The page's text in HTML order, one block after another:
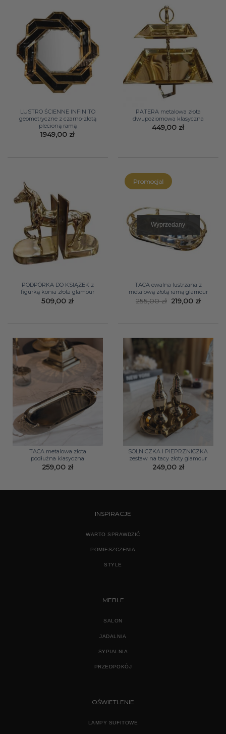
LUSTRO ŚCIENNE INFINITO
geometryczne z czarno-złotą
plecioną ramą
1949,00 zł
PATERA metalowa złota
dwupoziomowa klasyczna
449,00 zł
PODPÓRKA DO KSIĄŻEK z
figurką konia złota glamour
509,00 zł
Promocja!
Wyprzedany
TACA owalna lustrzana z
metalową złotą ramą glamour
255,00zł Pierwotna
cena
219,00 zł
TACA metalowa złota
podłużna klasyczna
259,00 zł
SOLNICZKA I PIEPRZNICZKA
zestaw na tacy złoty glamour
249,00 zł
INSPIRACJE
WARTO SPRAWDZIĆ
POMIESZCZENIA
STYLE
MEBLE
SALON
JADALNIA
SYPIALNIA
PRZEDPOKÓJ
OŚWIETLENIE
LAMPY SUFITOWE